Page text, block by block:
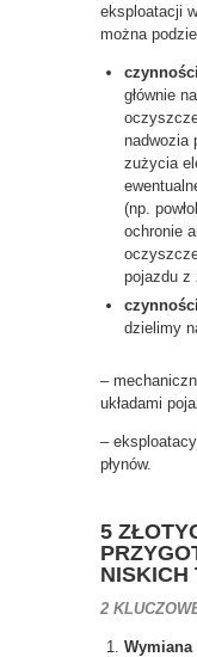
eksploatacji
można
głównie
nadwozia
zużycia
(np.
ochronie
pojazdu z
dzielimy
–
układami
–
płynów.
5
NISKICH
2
Wymiana